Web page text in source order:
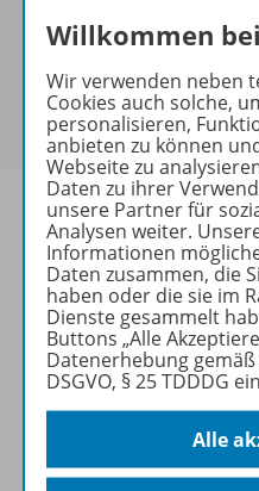
keine
Sie haben ein passendes
Um den für Sie gültigen
sich bitte an.
Informationen
Weitere Inhalte
Spar-Pakete
Willkommen
Wir verwenden neben
Cookies auch solche,
personalisieren,
anbieten zu können
Webseite zu
Daten zu ihrer
unsere Partner für
Analysen weiter.
Informationen
Daten zusammen, die
haben oder die sie im
Dienste gesammelt
Buttons „Alle
Datenerhebung gemäß
DSGVO, § 25 TDDDG
Alle